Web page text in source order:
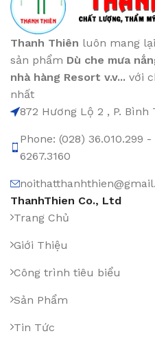
Thanh Thiên luôn mang
sản phẩm Dù che mưa
nhà hàng Resort v.v... với
nhất
872 Hương Lộ 2 , P. Bình
Phone: (028) 36.010.299
6267.3160
ThanhThien Co., Ltd
Trang Chủ
Giới Thiệu
Công trình tiêu biểu
Sản Phẩm
Tin Tức